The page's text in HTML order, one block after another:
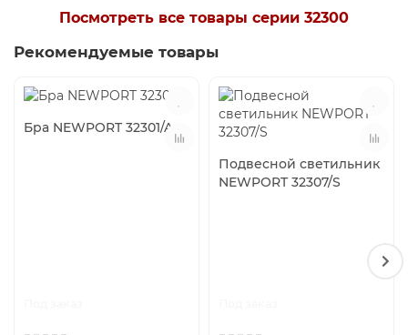
Посмотреть все товары серии 32300
Рекомендуемые товары
Бра NEWPORT 32301/A
Подвесной светильник
NEWPORT 32307/S